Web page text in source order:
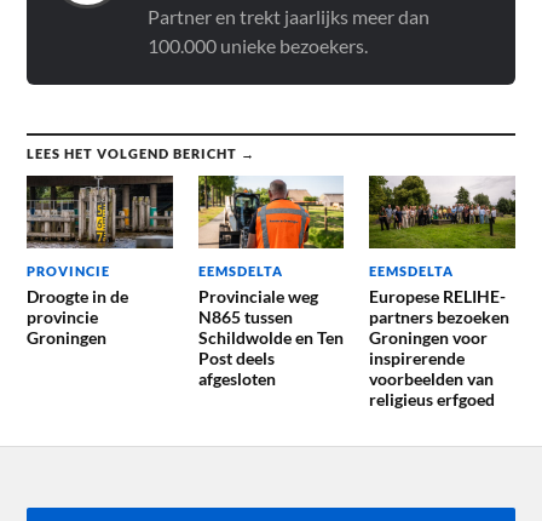
Partner en trekt jaarlijks meer dan
100.000 unieke bezoekers.
LEES HET VOLGEND BERICHT →
PROVINCIE
Droogte in de
provincie
Groningen
EEMSDELTA
Provinciale weg
N865 tussen
Schildwolde en Ten
Post deels
afgesloten
EEMSDELTA
Europese RELIHE-
partners bezoeken
Groningen voor
inspirerende
voorbeelden van
religieus erfgoed